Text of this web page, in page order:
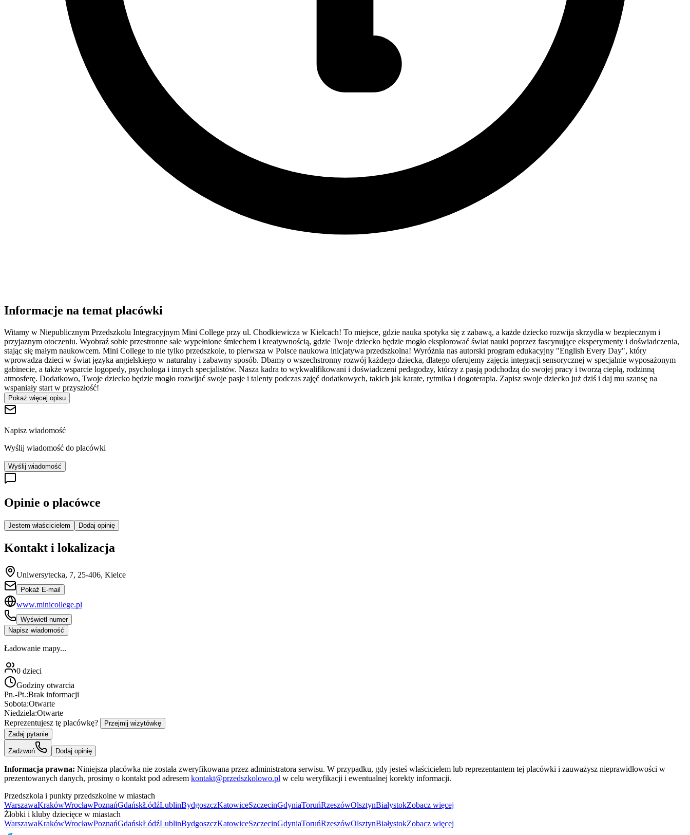
Informacje na temat placówki
Witamy w Niepublicznym Przedszkolu Integracyjnym Mini College przy ul. Chodkiewicza w Kielcach! To miejsce, gdzie nauka spotyka się z zabawą, a każde dziecko rozwija skrzydła w bezpiecznym i
przyjaznym otoczeniu. Wyobraź sobie przestronne sale wypełnione śmiechem i kreatywnością, gdzie Twoje dziecko będzie mogło eksplorować świat nauki poprzez fascynujące eksperymenty i doświadczenia,
stając się małym naukowcem. Mini College to nie tylko przedszkole, to pierwsza w Polsce naukowa inicjatywa przedszkolna! Wyróżnia nas autorski program edukacyjny "English Every Day", który
wprowadza dzieci w świat języka angielskiego w naturalny i zabawny sposób. Dbamy o wszechstronny rozwój każdego dziecka, dlatego oferujemy zajęcia integracji sensorycznej w specjalnie wyposażonym
gabinecie, a także wsparcie logopedy, psychologa i innych specjalistów. Nasza kadra to wykwalifikowani i doświadczeni pedagodzy, którzy z pasją podchodzą do swojej pracy i tworzą ciepłą, rodzinną
atmosferę. Dodatkowo, Twoje dziecko będzie mogło rozwijać swoje pasje i talenty podczas zajęć dodatkowych, takich jak karate, rytmika i dogoterapia. Zapisz swoje dziecko już dziś i daj mu szansę na
wspaniały start w przyszłość!
Pokaż więcej opisu
Napisz wiadomość
Wyślij wiadomość do placówki
Wyślij wiadomość
Opinie o placówce
Jestem właścicielem Dodaj opinię
Kontakt i lokalizacja
Uniwersytecka, 7, 25-406, Kielce
Pokaż E-mail
www.minicollege.pl
Wyświetl numer
Napisz wiadomość
Ładowanie mapy...
0 dzieci
Godziny otwarcia
Pn.-Pt.:Brak informacji
Sobota:Otwarte
Niedziela:Otwarte
Reprezentujesz tę placówkę?
Przejmij wizytówkę
Zadaj pytanie
Zadzwoń Dodaj opinię
Informacja prawna: Niniejsza placówka nie została zweryfikowana przez administratora serwisu. W przypadku, gdy jesteś właścicielem lub reprezentantem tej placówki i zauważysz nieprawidłowości w
prezentowanych danych, prosimy o kontakt pod adresem kontakt@przedszkolowo.pl w celu weryfikacji i ewentualnej korekty informacji.
Przedszkola i punkty przedszkolne w miastach
WarszawaKrakówWrocławPoznańGdańskŁódźLublinBydgoszczKatowiceSzczecinGdyniaToruńRzeszówOlsztynBiałystokZobacz więcej
Żłobki i kluby dziecięce w miastach
WarszawaKrakówWrocławPoznańGdańskŁódźLublinBydgoszczKatowiceSzczecinGdyniaToruńRzeszówOlsztynBiałystokZobacz więcej